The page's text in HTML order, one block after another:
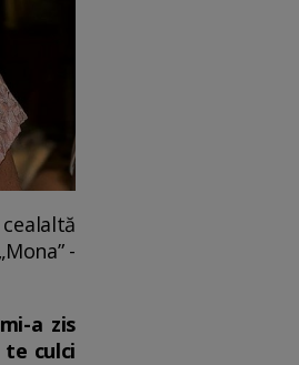
-
a zis
te culci